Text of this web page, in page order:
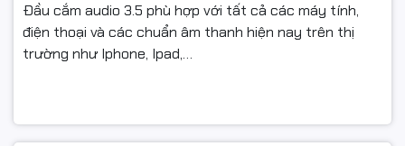
Đầu cắm audio 3.5 phù hợp với tất cả các máy tính,
điện thoại và các chuẩn âm thanh hiện nay trên thị
trường như Iphone, Ipad,…